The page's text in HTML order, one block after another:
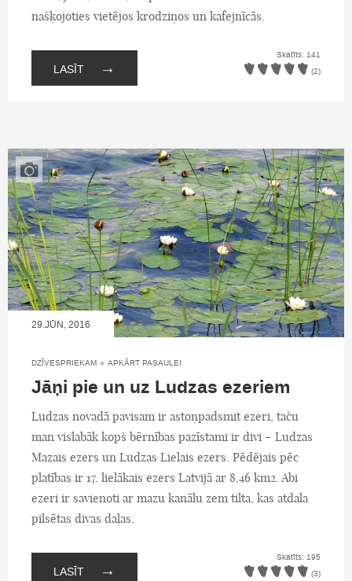
našķojoties vietējos krodziņos un kafejnīcās.
LASĪT →
Skatīts: 141
(2)
29.JŪN, 2016
DZĪVESPRIEKAM » APKĀRT PASAULEI
Jāņi pie un uz Ludzas ezeriem
Ludzas novadā pavisam ir astoņpadsmit ezeri, taču
man vislabāk kopš bērnības pazīstami ir divi – Ludzas
Mazais ezers un Ludzas Lielais ezers. Pēdējais pēc
platības ir 17. lielākais ezers Latvijā ar 8,46 km2. Abi
ezeri ir savienoti ar mazu kanālu zem tilta, kas atdala
pilsētas divas daļas.
LASĪT →
Skatīts: 195
(3)